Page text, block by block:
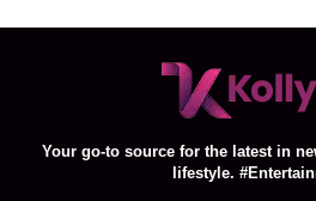
Your go-to source for the latest in
lifestyle.